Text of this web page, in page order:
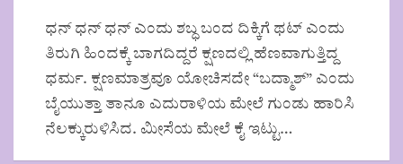
ಧನ್ ಧನ್ ಧನ್ ಎಂದು ಶಬ್ಧ ಬಂದ ದಿಕ್ಕಿಗೆ ಥಟ್ ಎಂದು
ತಿರುಗಿ ಹಿಂದಕ್ಕೆ ಬಾಗದಿದ್ದರೆ ಕ್ಷಣದಲ್ಲಿ ಹೆಣವಾಗುತ್ತಿದ್ದ
ಧರ್ಮ. ಕ್ಷಣಮಾತ್ರವೂ ಯೋಚಿಸದೇ “ಬದ್ಮಾಶ್” ಎಂದು
ಬೈಯುತ್ತಾ ತಾನೂ ಎದುರಾಳಿಯ ಮೇಲೆ ಗುಂಡು ಹಾರಿಸಿ
ನೆಲಕ್ಕುರುಳಿಸಿದ. ಮೀಸೆಯ ಮೇಲೆ ಕೈ ಇಟ್ಟು…